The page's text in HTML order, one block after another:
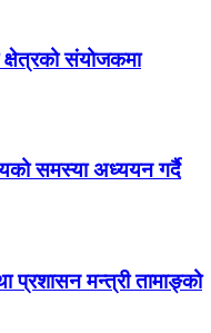
संयोजकमा
समस्या अध्ययन गर्दै
प्रशासन मन्त्री तामाङ्को